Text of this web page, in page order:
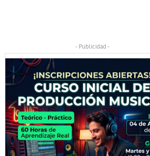
- Publicidad -